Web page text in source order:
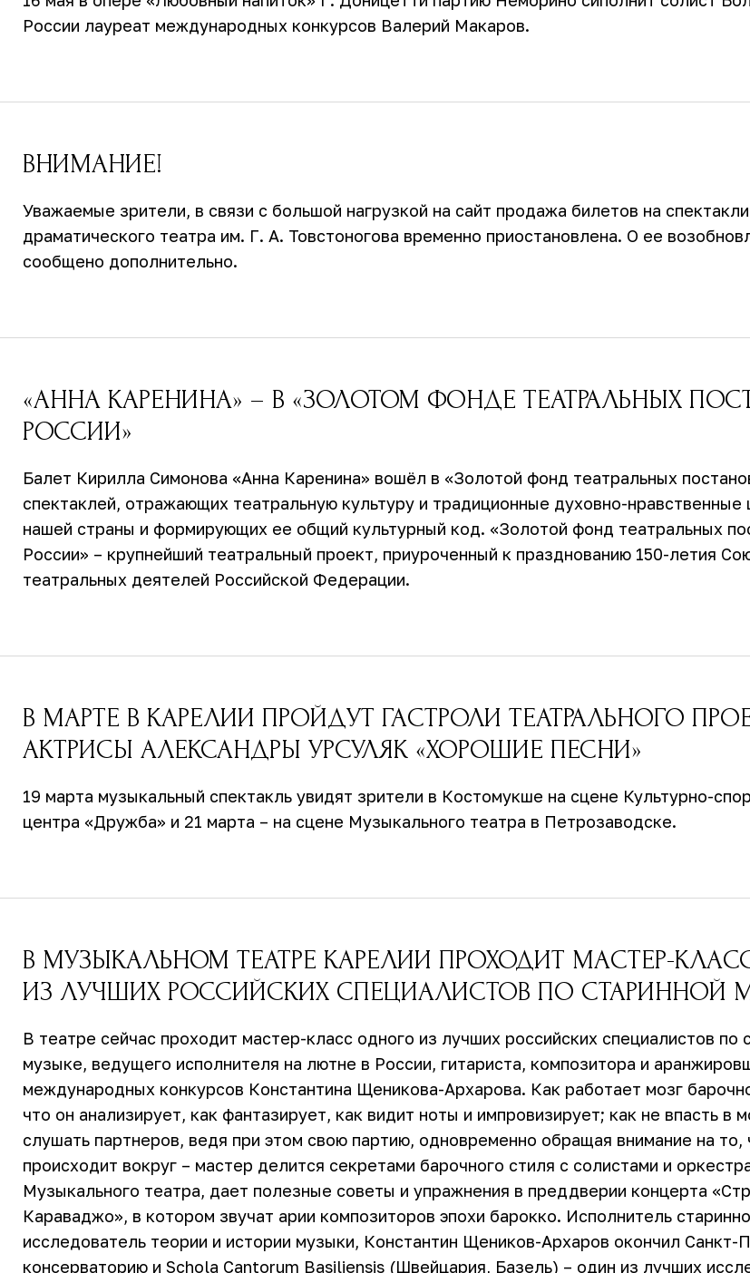
России лауреат международных конкурсов Валерий Макаров.
ВНИМАНИЕ!
Уважаемые зрители, в связи с большой нагрузкой на сайт продажа билетов на
драматического театра им. Г. А. Товстоногова временно приостановлена. О ее
сообщено дополнительно.
«АННА КАРЕНИНА» – В «ЗОЛОТОМ ФОНДЕ ТЕАТРАЛЬНЫХ
РОССИИ»
Балет Кирилла Симонова «Анна Каренина» вошёл в «Золотой фонд театральных
спектаклей, отражающих театральную культуру и традиционные духовно-нравственные
нашей страны и формирующих ее общий культурный код. «Золотой фонд театральных
России» – крупнейший театральный проект, приуроченный к празднованию 150-летия
театральных деятелей Российской Федерации.
В МАРТЕ В КАРЕЛИИ ПРОЙДУТ ГАСТРОЛИ ТЕАТРАЛЬНОГО
АКТРИСЫ АЛЕКСАНДРЫ УРСУЛЯК «ХОРОШИЕ ПЕСНИ»
19 марта музыкальный спектакль увидят зрители в Костомукше на сцене Культурно-
центра «Дружба» и 21 марта – на сцене Музыкального театра в Петрозаводске.
В МУЗЫКАЛЬНОМ ТЕАТРЕ КАРЕЛИИ ПРОХОДИТ МАСТЕР-
ИЗ ЛУЧШИХ РОССИЙСКИХ СПЕЦИАЛИСТОВ ПО СТАРИННОЙ
В театре сейчас проходит мастер-класс одного из лучших российских специалистов по
музыке, ведущего исполнителя на лютне в России, гитариста, композитора и
международных конкурсов Константина Щеникова-Архарова. Как работает мозг
что он анализирует, как фантазирует, как видит ноты и импровизирует; как не впасть в
слушать партнеров, ведя при этом свою партию, одновременно обращая внимание на то,
происходит вокруг – мастер делится секретами барочного стиля с солистами и
Музыкального театра, дает полезные советы и упражнения в преддверии концерта
Караваджо», в котором звучат арии композиторов эпохи барокко. Исполнитель
исследователь теории и истории музыки, Константин Щеников-Архаров окончил Санкт-
консерваторию и Schola Cantorum Basiliensis (Швейцария, Базель) – один из лучших